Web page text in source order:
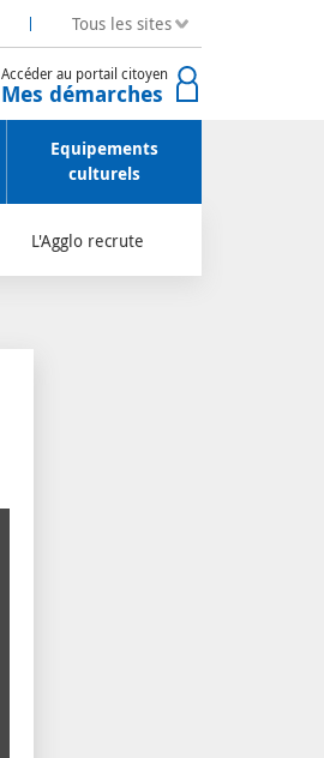
Tous les sites
Accéder au portail citoyen
Mes démarches
L'Agglo recrute
Equipements
culturels